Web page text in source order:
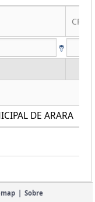
DE ARARA
Sobre